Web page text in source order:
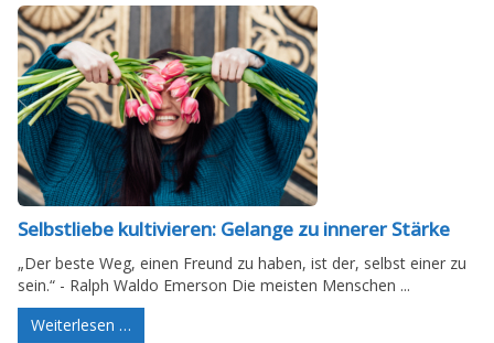
Selbstliebe kultivieren: Gelange zu innerer Stärke
„Der beste Weg, einen Freund zu haben, ist der, selbst einer zu
sein.“ - Ralph Waldo Emerson Die meisten Menschen ...
Weiterlesen …